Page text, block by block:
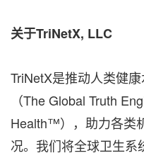
关于TriNetX, LLC
TriNetX是推动人类健
（The Global Truth
Health™），助力各类
况。我们将全球卫生系